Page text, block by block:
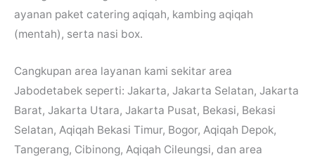
ayanan paket catering aqiqah, kambing aqiqah
(mentah), serta nasi box.
Cangkupan area layanan kami sekitar area
Jabodetabek seperti: Jakarta, Jakarta Selatan, Jakarta
Barat, Jakarta Utara, Jakarta Pusat, Bekasi, Bekasi
Selatan, Aqiqah Bekasi Timur, Bogor, Aqiqah Depok,
Tangerang, Cibinong, Aqiqah Cileungsi, dan area